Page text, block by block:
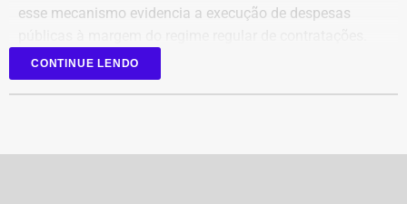
Para o Ministério Público, esses fatos configuram uma
Limpa. A palavra final, no entanto, será do TRE-RJ, que
vai analisar a ação e a defesa do parlamentar antes de
esse mecanismo evidencia a execução de despesas
Reconhecimento de dívidas
CONTINUE LENDO